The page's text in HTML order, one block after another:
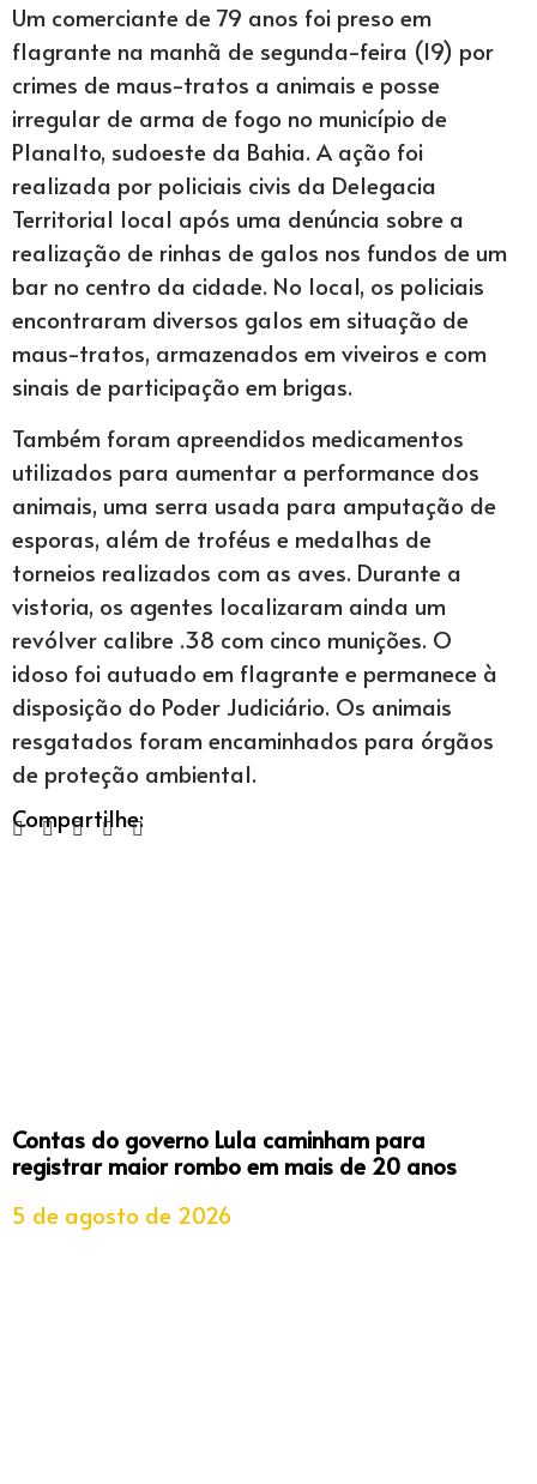
Um comerciante de 79 anos foi preso em
flagrante na manhã de segunda-feira (19) por
crimes de maus-tratos a animais e posse
irregular de arma de fogo no município de
Planalto, sudoeste da Bahia. A ação foi
realizada por policiais civis da Delegacia
Territorial local após uma denúncia sobre a
realização de rinhas de galos nos fundos de um
bar no centro da cidade. No local, os policiais
encontraram diversos galos em situação de
maus-tratos, armazenados em viveiros e com
sinais de participação em brigas.
Também foram apreendidos medicamentos
utilizados para aumentar a performance dos
animais, uma serra usada para amputação de
esporas, além de troféus e medalhas de
torneios realizados com as aves. Durante a
vistoria, os agentes localizaram ainda um
revólver calibre .38 com cinco munições. O
idoso foi autuado em flagrante e permanece à
disposição do Poder Judiciário. Os animais
resgatados foram encaminhados para órgãos
de proteção ambiental.
Compartilhe:
Contas do governo Lula caminham para
registrar maior rombo em mais de 20 anos
5 de agosto de 2026